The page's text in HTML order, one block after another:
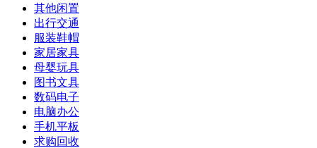
其他闲置
出行交通
服装鞋帽
家居家具
母婴玩具
图书文具
数码电子
电脑办公
手机平板
求购回收